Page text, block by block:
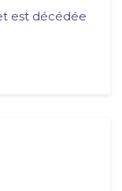
est décédée